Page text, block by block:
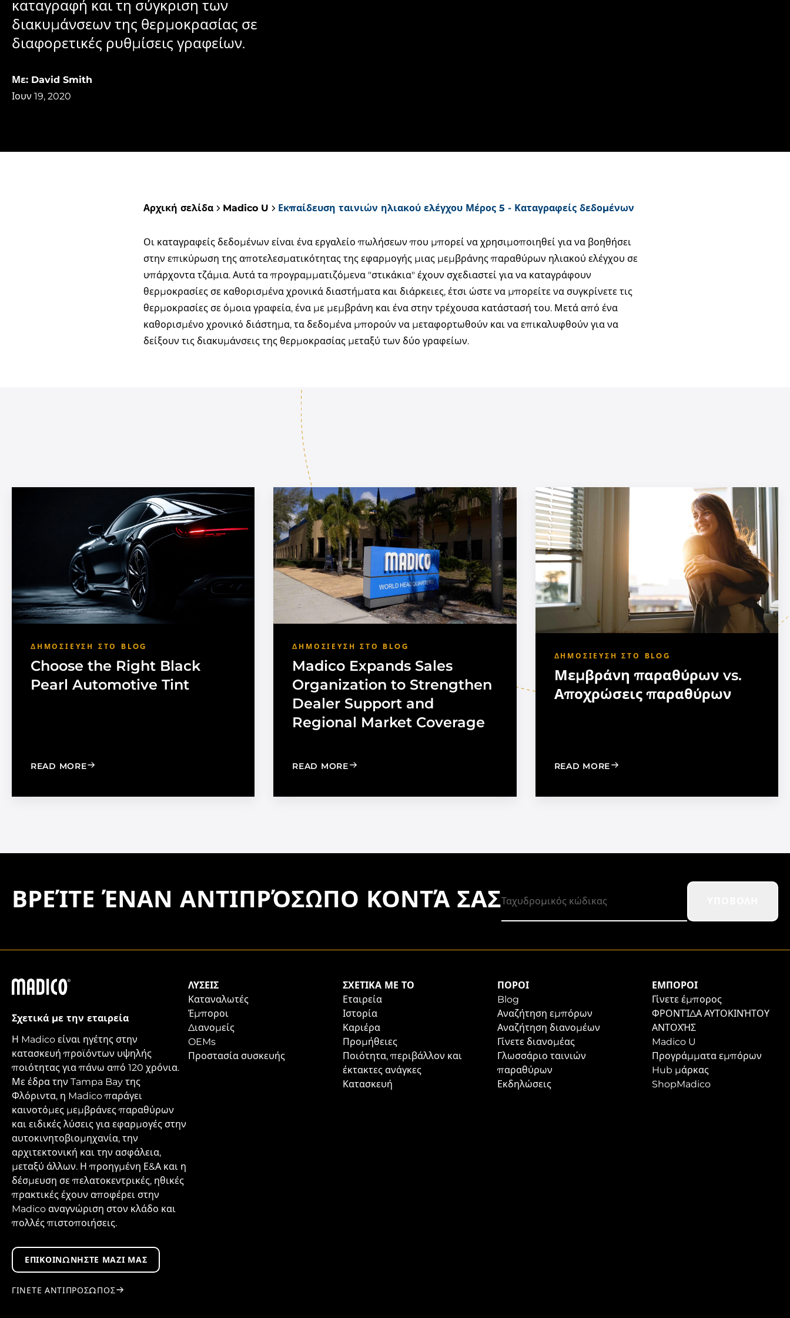
καταγραφή και τη σύγκριση των
διακυμάνσεων της θερμοκρασίας σε
διαφορετικές ρυθμίσεις γραφείων.
Με: David Smith
Ιουν 19, 2020
Αρχική σελίδα Madico U Εκπαίδευση ταινιών ηλιακού ελέγχου Μέρος 5 - Καταγραφείς δεδομένων
Οι καταγραφείς δεδομένων είναι ένα εργαλείο πωλήσεων που μπορεί να χρησιμοποιηθεί για να βοηθήσει
στην επικύρωση της αποτελεσματικότητας της εφαρμογής μιας μεμβράνης παραθύρων ηλιακού ελέγχου σε
υπάρχοντα τζάμια. Αυτά τα προγραμματιζόμενα "στικάκια" έχουν σχεδιαστεί για να καταγράφουν
θερμοκρασίες σε καθορισμένα χρονικά διαστήματα και διάρκειες, έτσι ώστε να μπορείτε να συγκρίνετε τις
θερμοκρασίες σε όμοια γραφεία, ένα με μεμβράνη και ένα στην τρέχουσα κατάστασή του. Μετά από ένα
καθορισμένο χρονικό διάστημα, τα δεδομένα μπορούν να μεταφορτωθούν και να επικαλυφθούν για να
δείξουν τις διακυμάνσεις της θερμοκρασίας μεταξύ των δύο γραφείων.
ΔΗΜΟΣΊΕΥΣΗ ΣΤΟ BLOG
Choose the Right Black
Pearl Automotive Tint
READ MORE: CHOOSE THE RIGHT BLACK PEARL AUTOMOTIVE TINT
ΔΗΜΟΣΊΕΥΣΗ ΣΤΟ BLOG
Madico Expands Sales
Organization to Strengthen
Dealer Support and
Regional Market Coverage
READ MORE: MADICO EXPANDS SALES ORGANIZATION TO STRENGTHEN DEALER SUPPORT AND REGIONAL
ΔΗΜΟΣΊΕΥΣΗ ΣΤΟ BLOG
Μεμβράνη παραθύρων vs.
Αποχρώσεις παραθύρων
READ MORE: WINDOW FILM VS. WINDOW SHADES
ΒΡΕΊΤΕ ΈΝΑΝ ΑΝΤΙΠΡΌΣΩΠΟ ΚΟΝΤΆ ΣΑΣ
Madico
Σχετικά με την εταιρεία
Η Madico είναι ηγέτης στην
κατασκευή προϊόντων υψηλής
ποιότητας για πάνω από 120 χρόνια.
Με έδρα την Tampa Bay της
Φλόριντα, η Madico παράγει
καινοτόμες μεμβράνες παραθύρων
και ειδικές λύσεις για εφαρμογές στην
αυτοκινητοβιομηχανία, την
αρχιτεκτονική και την ασφάλεια,
μεταξύ άλλων. Η προηγμένη Ε&Α και η
δέσμευση σε πελατοκεντρικές, ηθικές
πρακτικές έχουν αποφέρει στην
Madico αναγνώριση στον κλάδο και
πολλές πιστοποιήσεις.
ΕΠΙΚΟΙΝΩΝΉΣΤΕ ΜΑΖΊ ΜΑΣ
ΓΊΝΕΤΕ ΑΝΤΙΠΡΌΣΩΠΟΣ
ΛΎΣΕΙΣ
Καταναλωτές
Έμποροι
Διανομείς
OEMs
Προστασία συσκευής
ΣΧΕΤΙΚΆ ΜΕ ΤΟ
Εταιρεία
Ιστορία
Καριέρα
Προμήθειες
Ποιότητα, περιβάλλον και
έκτακτες ανάγκες
Κατασκευή
ΠΌΡΟΙ
Blog
Αναζήτηση εμπόρων
Αναζήτηση διανομέων
Γίνετε διανομέας
Γλωσσάριο ταινιών
παραθύρων
Εκδηλώσεις
ΈΜΠΟΡΟΙ
Γίνετε έμπορος
ΦΡΟΝΤΊΔΑ ΑΥΤΟΚΙΝΉΤΟΥ
ΑΝΤΟΧΉΣ
Madico U
Προγράμματα εμπόρων
Hub μάρκας
ShopMadico